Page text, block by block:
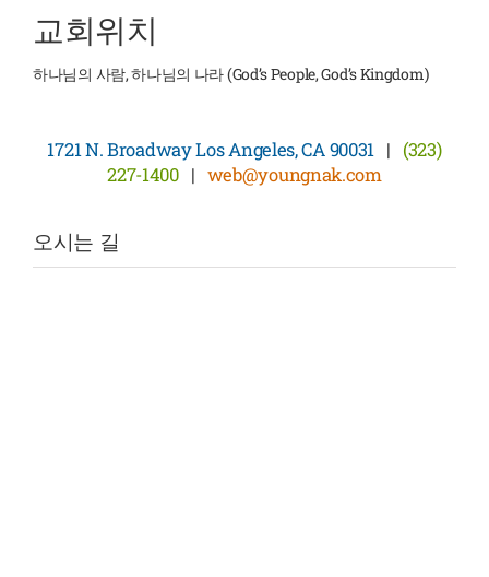
교회위치
하나님의 사람, 하나님의 나라 (God’s People, God’s Kingdom)
1721 N. Broadway Los Angeles, CA 90031 | (323)
227-1400| web@youngnak.com
오시는 길